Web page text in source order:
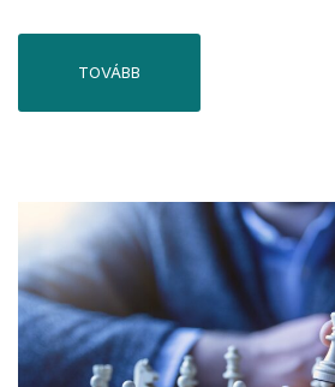
TOVÁBB